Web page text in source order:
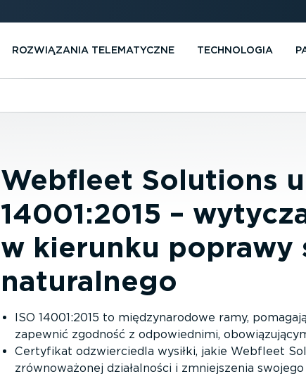
ROZWIĄZANIA TELEMA­TYCZNE TECHNOLOGIA
Webfleet Solutions
14001:2015 –
w kierunku poprawy
naturalnego
ISO 14001:2015 to międzynarodowe ramy,
zapewnić zgodność z odpowiednimi,
Certyfikat odzwierciedla wysiłki, jakie Webfleet
zrównoważonej działalności i zmniejszenia